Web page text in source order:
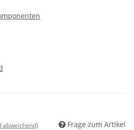
abweichend) Frage zum Artikel